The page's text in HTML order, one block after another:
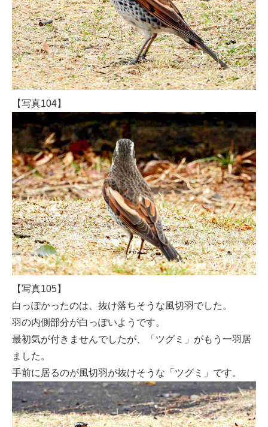
【写真104】
【写真105】
白っぽかったのは、抜け落ちそうな風切羽でした。
羽の内側部分が白っぽいようです。
最初気が付きませんでしたが、「ツグミ」がもう一羽居
ました。
手前に居るのが風切羽が抜けそうな「ツグミ」です。